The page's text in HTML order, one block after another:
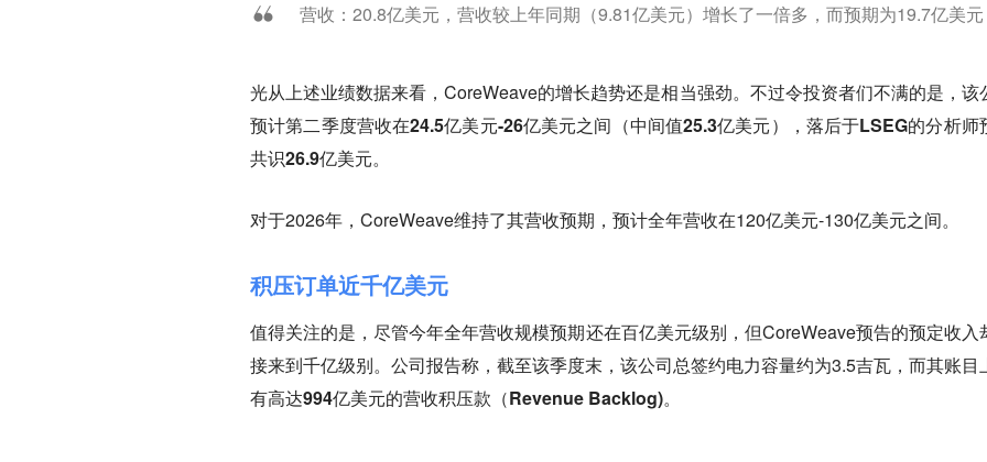
营收：20.8亿美元，营收较上年同期（9.81亿美元）增长了一倍多，而预期为19.7亿美元
光从上述业绩数据来看，CoreWeave的增长趋势还是相当强劲。不过令投资者们不满的是， 该
预计第二季度营收在24.5亿美元-26亿美元之间（中间值25.3亿美元），落后于LSEG的分析师
共识26.9亿美元。
对于2026年，CoreWeave维持了其营收预期，预计全年营收在120亿美元-130亿美元之间。
积压订单近千亿美元
值得关注的是，尽管今年全年营收规模预期还在百亿美元级别，但CoreWeave预告的预定收入
接来到千亿级别。公司报告称，截至该季度末，该公司总签约电力容量约为3.5吉瓦， 而其账目
有高达994亿美元的营收积压款（Revenue Backlog)。